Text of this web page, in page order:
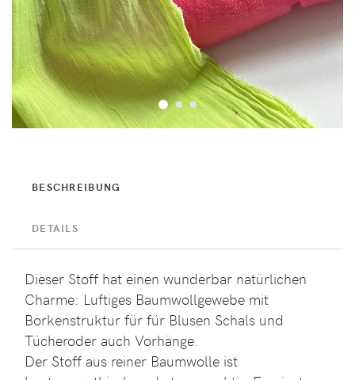
BESCHREIBUNG
DETAILS
Dieser Stoff hat einen wunderbar natürlichen
Charme: Luftiges Baumwollgewebe mit
Borkenstruktur für für Blusen Schals und
Tücheroder auch Vorhänge.
Der Stoff aus reiner Baumwolle ist